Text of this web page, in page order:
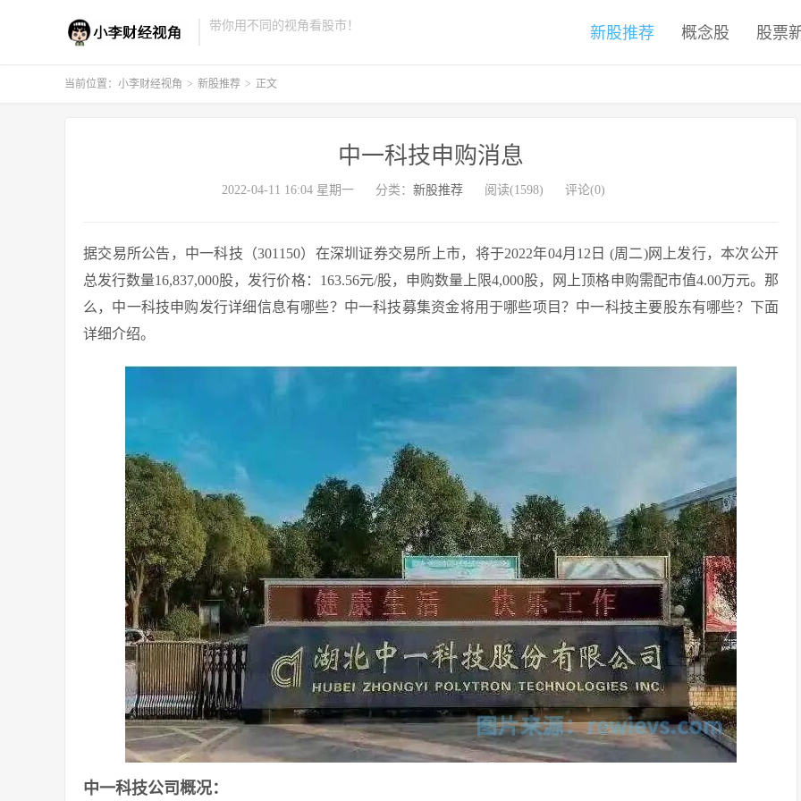
带你用不同的视角看股市！ 新股推荐 概念股 股票
当前位置： 小李财经视角 > 新股推荐 > 正文
中一科技申购消息
2022-04-11 16:04 星期一 分类： 新股推荐 阅读(1598) 评论(0)
据交易所公告，中一科技（301150）在深圳证券交易所上市，将于2022年04月12日 (周二)网上发行，本次公开
总发行数量16,837,000股，发行价格：163.56元/股，申购数量上限4,000股，网上顶格申购需配市值4.00万元。那
么，中一科技申购发行详细信息有哪些？中一科技募集资金将用于哪些项目？中一科技主要股东有哪些？下面
详细介绍。
中一科技公司概况：